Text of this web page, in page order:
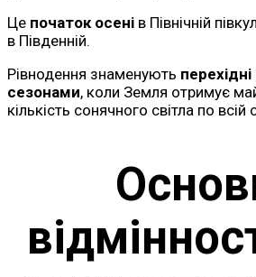
Це початок осені в Північній
в Південній.
Рівнодення знаменують
сезонами, коли Земля отримує
кількість сонячного світла по всій